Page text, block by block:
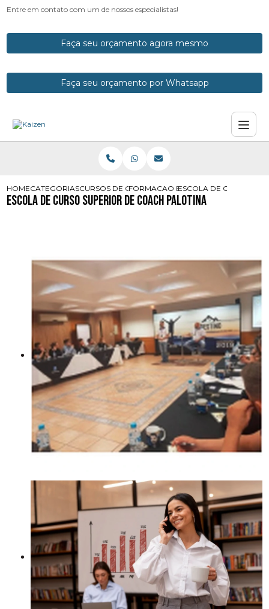
Entre em contato com um de nossos especialistas!
Faça seu orçamento agora mesmo
Faça seu orçamento por Whatsapp
HOMECATEGORIASCURSOS DE COACHFORMACAO EM COACHING COM
ESCOLA DE CURSO
Escola de Curso Superior de Coach Palotina